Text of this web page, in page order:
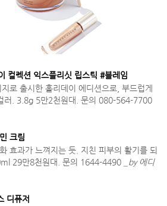
컬렉션 익스플리싯 립스틱 #블레임
로 출시한 홀리데이 에디션으로, 부드럽게
러. 3.8g 5만2천원대. 문의 080-564-7700
크림
효과가 느껴지는 듯. 지친 피부의 활기를 되
29만8천원대. 문의 1644-4490
_by 에디
디퓨저